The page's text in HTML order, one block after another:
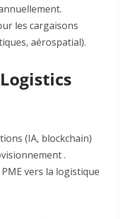
les cargaisons
aérospatial).
(IA, blockchain)
.
vers la logistique